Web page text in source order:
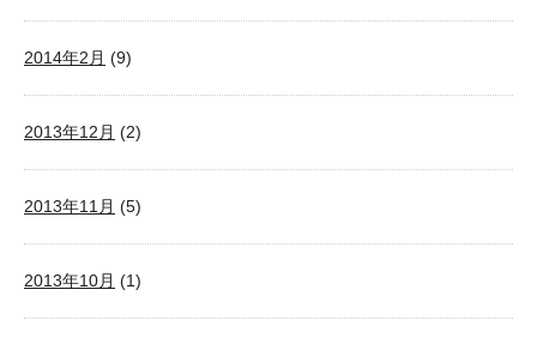
2014年2月 (9)
2013年12月 (2)
2013年11月 (5)
2013年10月 (1)